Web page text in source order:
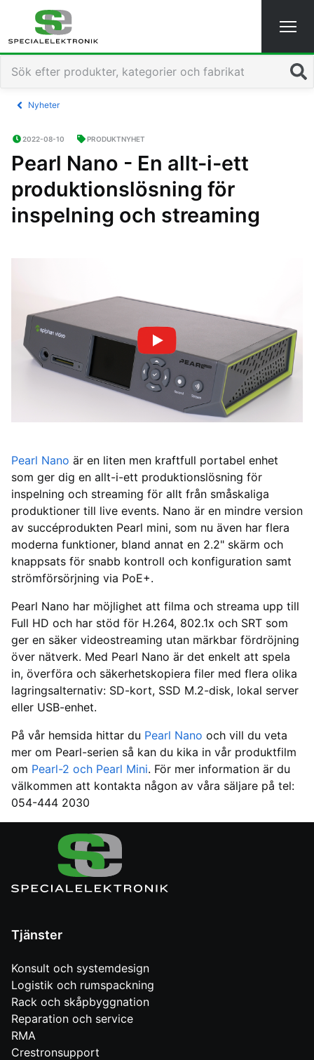
Sök
Nyheter
2022-08-10 PRODUKTNYHET
Pearl Nano - En allt-i-ett
produktionslösning för
inspelning och streaming
Pearl Nano är en liten men kraftfull portabel enhet
som ger dig en allt-i-ett produktionslösning för
inspelning och streaming för allt från småskaliga
produktioner till live events. Nano är en mindre version
av succéprodukten Pearl mini, som nu även har flera
moderna funktioner, bland annat en 2.2" skärm och
knappsats för snabb kontroll och konfiguration samt
strömförsörjning via PoE+.
Pearl Nano har möjlighet att filma och streama upp till
Full HD och har stöd för H.264, 802.1x och SRT som
ger en säker videostreaming utan märkbar fördröjning
över nätverk. Med Pearl Nano är det enkelt att spela
in, överföra och säkerhetskopiera filer med flera olika
lagringsalternativ: SD-kort, SSD M.2-disk, lokal server
eller USB-enhet.
På vår hemsida hittar du Pearl Nano och vill du veta
mer om Pearl-serien så kan du kika in vår produktfilm
om Pearl-2 och Pearl Mini. För mer information är du
välkommen att kontakta någon av våra säljare på tel:
054-444 2030
Tjänster
Konsult och systemdesign
Logistik och rumspackning
Rack och skåpbyggnation
Reparation och service
RMA
Crestronsupport